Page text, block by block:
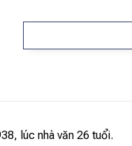
lúc nhà văn 26 tuổi.